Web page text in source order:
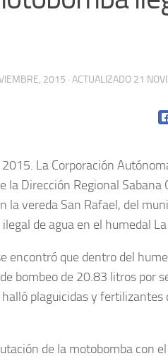
2015 · ACTUALIZADO 21
La Corporación
la Dirección Regional
la vereda San Rafael, del
de agua en el humedal
encontró que dentro del
bombeo de 20.83 litros por
plaguicidas y
de la motobomba con